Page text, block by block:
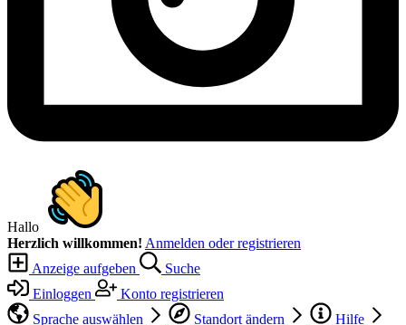
Hallo
Herzlich willkommen! Anmelden oder registrieren
Anzeige aufgeben
Suche
Einloggen
Konto registrieren
Sprache auswählen
Standort ändern
Hilfe